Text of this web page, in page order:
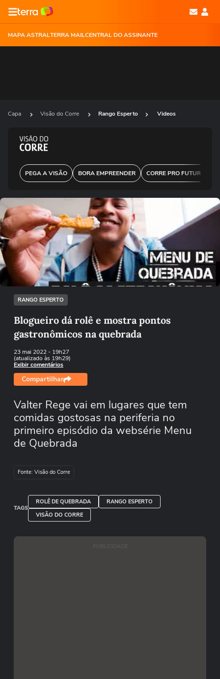
MAPA ASTRALTERRA MAILCENTRAL DO ASSINANTE
Capa Visão do Corre Rango Esperto Videos
PEGA A VISÃO BORA EMPREENDER CORRE PRO FUTURO
Ops!
Não foi possível reproduzir o vídeo
Tentar novamente
RANGO ESPERTO
Blogueiro dá rolê e mostra pontos
gastronômicos na quebrada
23 mai 2022- 19h27
(atualizado às 19h29)
Exibir comentários
Compartilhar
Valter Rege vai em lugares que tem
comidas gostosas na periferia no
primeiro episódio da websérie Menu
de Quebrada
Fonte: Visão do Corre
TAGS
ROLÊ DE QUEBRADA
RANGO ESPERTO
VISÃO DO CORRE
PUBLICIDADE